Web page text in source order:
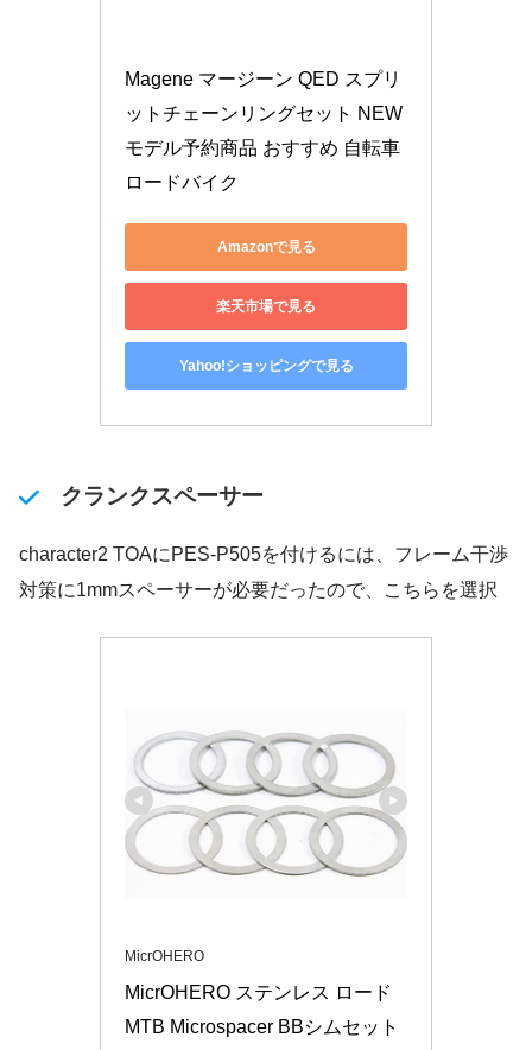
Magene マージーン QED スプリ
ットチェーンリングセット NEW
モデル予約商品 おすすめ 自転車
ロードバイク
Amazonで見る
楽天市場で見る
Yahoo!ショッピングで見る
クランクスペーサー
character2 TOAにPES-P505を付けるには、フレーム干渉
対策に1mmスペーサーが必要だったので、こちらを選択
MicrOHERO
MicrOHERO ステンレス ロード
MTB Microspacer BBシムセット